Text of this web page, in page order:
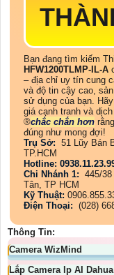
Bạn đang tìm kiếm
HFW1200TLMP-IL-A
– địa chỉ uy tín cung
và độ tin cậy cao,
sử dụng của bạn.
giá cạnh tranh và
®️chắc chắn hơn
đúng như mong đợi!
Trụ Sở: 51 Lũy Bán
TP.HCM
Hotline:
Chi Nhánh 1: 445/
Tân, TP HCM
Kỹ Thuật:
Điện Thoại: (028)
Thông Tin:
Camera WizMind
Lắp Camera Ip AI